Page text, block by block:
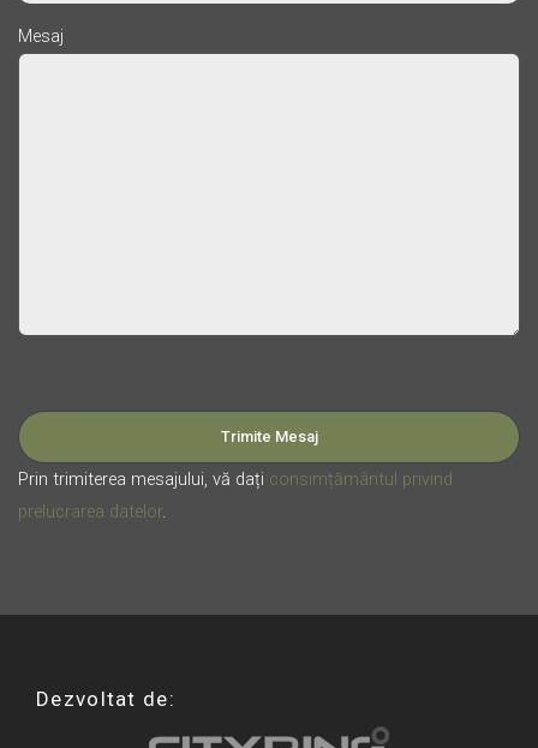
Mesaj
Prin trimiterea mesajului, vă dați consimțământul privind
prelucrarea datelor.
Dezvoltat de: